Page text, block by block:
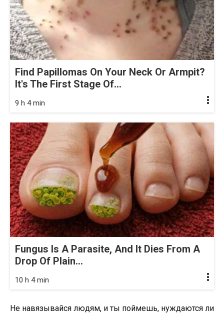
Find Papillomas On Your Neck Or Armpit?
It's The First Stage Of...
9 h 4 min
Fungus Is A Parasite, And It Dies From A
Drop Of Plain...
10 h 4 min
Не навязывайся людям, и ты поймешь, нуждаются ли